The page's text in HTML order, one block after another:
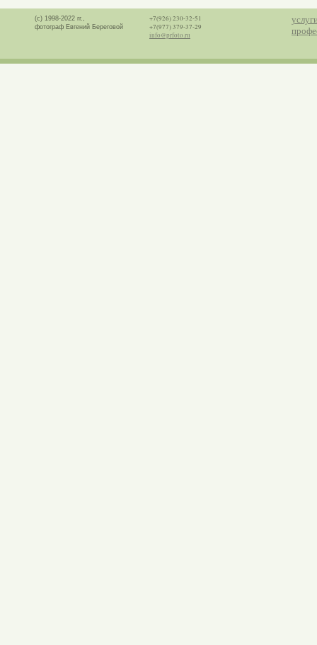
(с) 1998-2022 гг.,
фотограф Евгений Береговой
+7(926) 230-32-51
+7(977) 379-37-29
info@prfoto.ru